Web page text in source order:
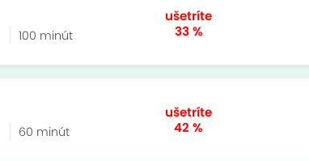
100 minút
ušetríte
33 %
60 minút
ušetríte
42 %